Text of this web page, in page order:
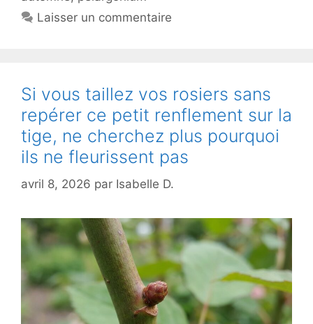
Laisser un commentaire
Si vous taillez vos rosiers sans
repérer ce petit renflement sur la
tige, ne cherchez plus pourquoi
ils ne fleurissent pas
avril 8, 2026 par Isabelle D.